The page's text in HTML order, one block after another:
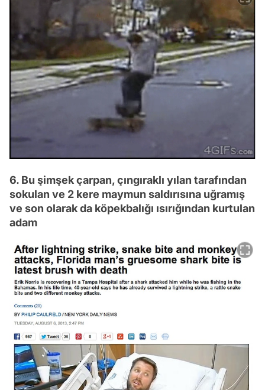
6. Bu şimşek çarpan, çıngıraklı yılan tarafından
sokulan ve 2 kere maymun saldırısına uğramış
ve son olarak da köpekbalığı ısırığından kurtulan
adam